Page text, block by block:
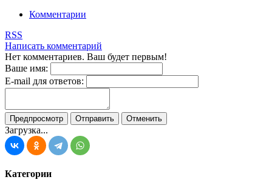
Комментарии
RSS
Написать комментарий
Нет комментариев. Ваш будет первым!
Ваше имя:
E-mail для ответов:
Загрузка...
Категории